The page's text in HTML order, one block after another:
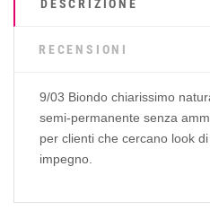
DESCRIZIONE
RECENSIONI
9/03 Biondo chiarissimo
semi-permanente senza
per clienti che cercano look
impegno.